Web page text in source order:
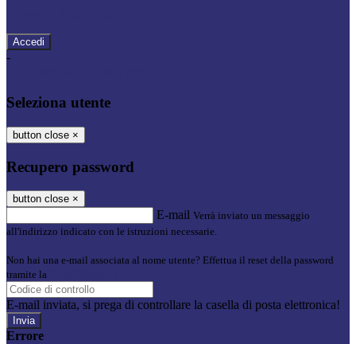
-
Seleziona utente
button close ×
Recupero password
button close ×
E-mail Verrà inviato un messaggio
all'indirizzo indicato con le istruzioni necessarie.
Non hai una e-mail associata al nome utente? Effettua il reset della password
tramite la
E-mail inviata, si prega di controllare la casella di posta elettronica!
Errore